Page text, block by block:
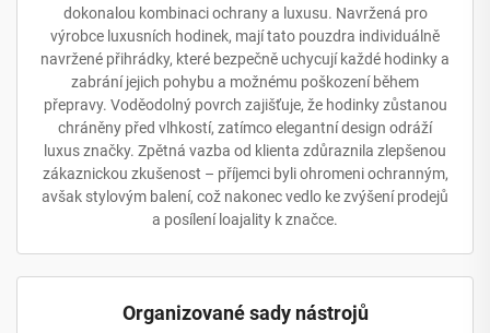
dokonalou kombinaci ochrany a luxusu. Navržená pro
výrobce luxusních hodinek, mají tato pouzdra individuálně
navržené přihrádky, které bezpečně uchycují každé hodinky a
zabrání jejich pohybu a možnému poškození během
přepravy. Voděodolný povrch zajišťuje, že hodinky zůstanou
chráněny před vlhkostí, zatímco elegantní design odráží
luxus značky. Zpětná vazba od klienta zdůraznila zlepšenou
zákaznickou zkušenost – příjemci byli ohromeni ochranným,
avšak stylovým balení, což nakonec vedlo ke zvýšení prodejů
a posílení loajality k značce.
Organizované sady nástrojů